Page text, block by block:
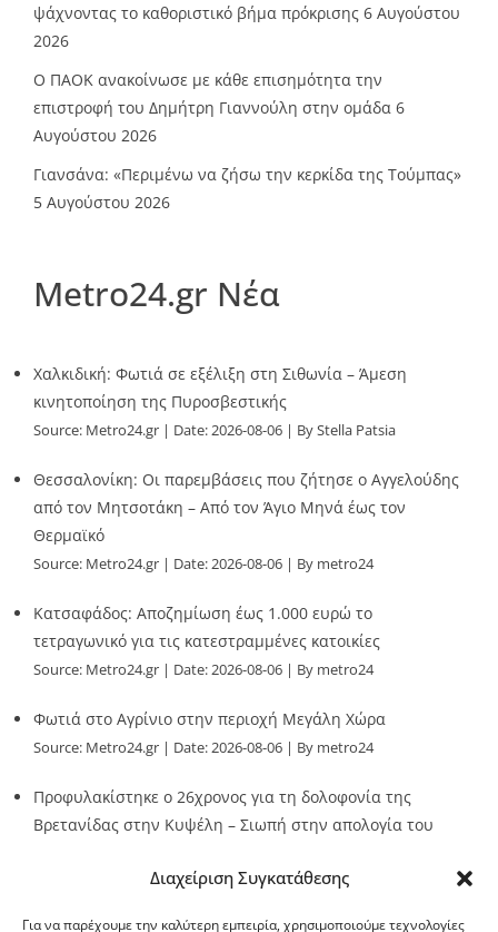
Διαχείριση Συγκατάθεσης
Για να παρέχουμε την καλύτερη εμπειρία, χρησιμοποιούμε τεχνολογίες
ψάχνοντας το καθοριστικό βήμα πρόκρισης 6 Αυγούστου
2026
Ο ΠΑΟΚ ανακοίνωσε με κάθε επισημότητα την
επιστροφή του Δημήτρη Γιαννούλη στην ομάδα 6
Αυγούστου 2026
Γιανσάνα: «Περιμένω να ζήσω την κερκίδα της Τούμπας»
5 Αυγούστου 2026
Metro24.gr Νέα
Χαλκιδική: Φωτιά σε εξέλιξη στη Σιθωνία – Άμεση
κινητοποίηση της Πυροσβεστικής
Source: Metro24.gr Date: 2026-08-06 By Stella Patsia
Θεσσαλονίκη: Οι παρεμβάσεις που ζήτησε ο Αγγελούδης
από τον Μητσοτάκη – Από τον Άγιο Μηνά έως τον
Θερμαϊκό
Source: Metro24.gr Date: 2026-08-06 By metro24
Κατσαφάδος: Αποζημίωση έως 1.000 ευρώ το
τετραγωνικό για τις κατεστραμμένες κατοικίες
Source: Metro24.gr Date: 2026-08-06 By metro24
Φωτιά στο Αγρίνιο στην περιοχή Μεγάλη Χώρα
Source: Metro24.gr Date: 2026-08-06 By metro24
Προφυλακίστηκε ο 26χρονος για τη δολοφονία της
Βρετανίδας στην Κυψέλη – Σιωπή στην απολογία του